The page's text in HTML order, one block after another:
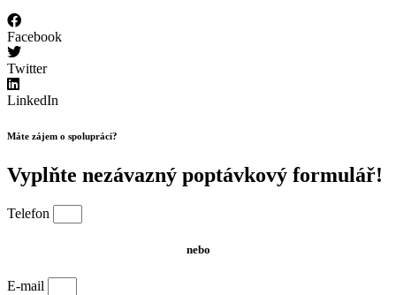
Facebook
Twitter
LinkedIn
Máte zájem o spolupráci?
Vyplňte nezávazný poptávkový formulář!
Telefon
nebo
E-mail